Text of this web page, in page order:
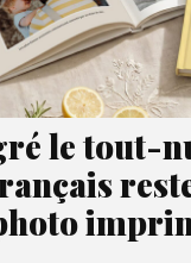
le tout-